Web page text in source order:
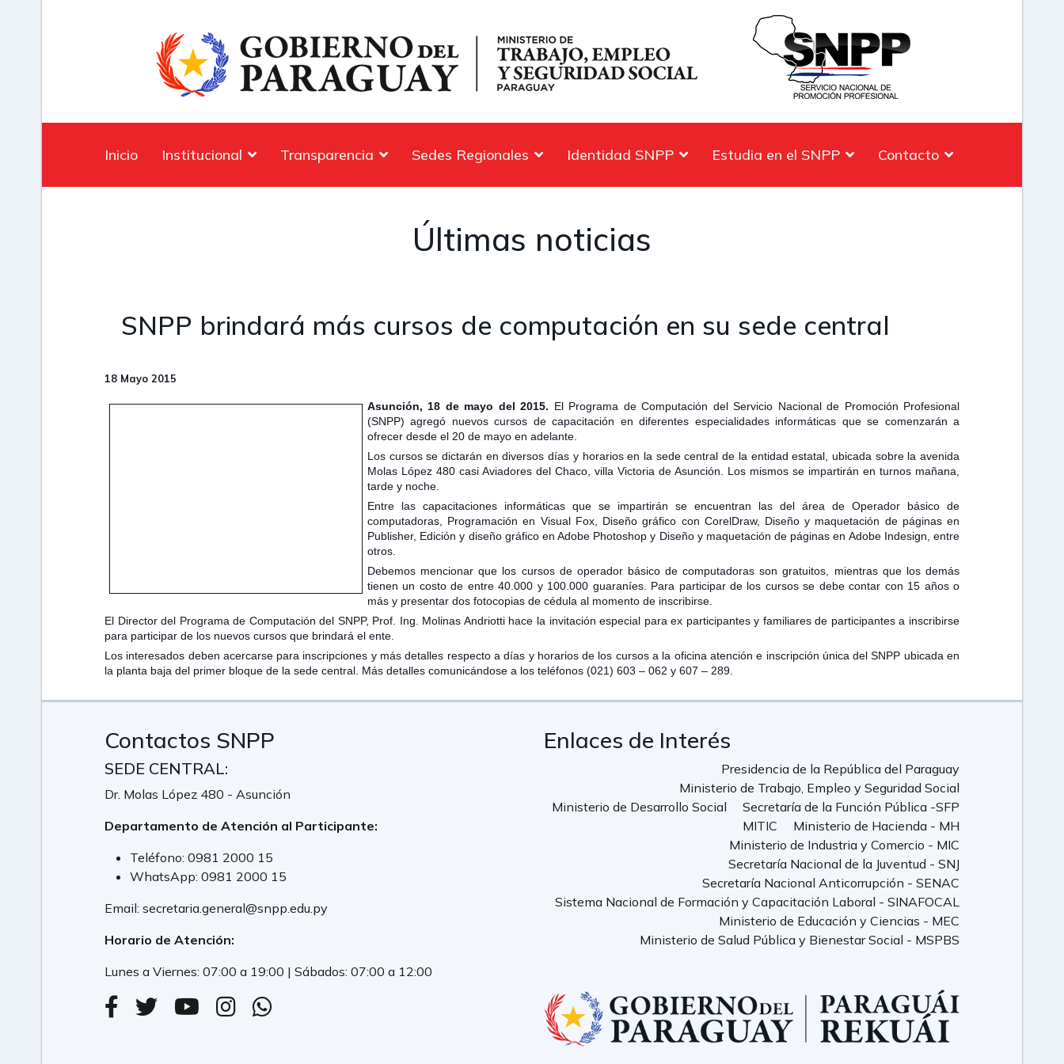
Inicio Institucional Transparencia Sedes Regionales Identidad SNPP Estudia en el SNPP Contacto
Últimas noticias
SNPP brindará más cursos de computación en su sede central
18 Mayo 2015
Asunción, 18 de mayo del 2015. El Programa de Computación del Servicio Nacional de Promoción Profesional
(SNPP) agregó nuevos cursos de capacitación en diferentes especialidades informáticas que se comenzarán a
ofrecer desde el 20 de mayo en adelante.
Los cursos se dictarán en diversos días y horarios en la sede central de la entidad estatal, ubicada sobre la avenida
Molas López 480 casi Aviadores del Chaco, villa Victoria de Asunción. Los mismos se impartirán en turnos mañana,
tarde y noche.
Entre las capacitaciones informáticas que se impartirán se encuentran las del área de Operador básico de
computadoras, Programación en Visual Fox, Diseño gráfico con CorelDraw, Diseño y maquetación de páginas en
Publisher, Edición y diseño gráfico en Adobe Photoshop y Diseño y maquetación de páginas en Adobe Indesign, entre
otros.
Debemos mencionar que los cursos de operador básico de computadoras son gratuitos, mientras que los demás
tienen un costo de entre 40.000 y 100.000 guaraníes. Para participar de los cursos se debe contar con 15 años o
más y presentar dos fotocopias de cédula al momento de inscribirse.
El Director del Programa de Computación del SNPP, Prof. Ing. Molinas Andriotti hace la invitación especial para ex participantes y familiares de participantes a inscribirse
para participar de los nuevos cursos que brindará el ente.
Los interesados deben acercarse para inscripciones y más detalles respecto a días y horarios de los cursos a la oficina atención e inscripción única del SNPP ubicada en
la planta baja del primer bloque de la sede central. Más detalles comunicándose a los teléfonos (021) 603 – 062 y 607 – 289.
Contactos SNPP
SEDE CENTRAL:
Dr. Molas López 480 - Asunción
Departamento de Atención al Participante:
Teléfono: 0981 2000 15
WhatsApp: 0981 2000 15
Email: secretaria.general@snpp.edu.py
Horario de Atención:
Lunes a Viernes: 07:00 a 19:00 | Sábados: 07:00 a 12:00
Enlaces de Interés
Presidencia de la República del Paraguay
Ministerio de Trabajo, Empleo y Seguridad Social
Ministerio de Desarrollo Social
Secretaría de la Función Pública -SFP
MITIC
Ministerio de Hacienda - MH
Ministerio de Industria y Comercio - MIC
Secretaría Nacional de la Juventud - SNJ
Secretaría Nacional Anticorrupción - SENAC
Sistema Nacional de Formación y Capacitación Laboral - SINAFOCAL
Ministerio de Educación y Ciencias - MEC
Ministerio de Salud Pública y Bienestar Social - MSPBS